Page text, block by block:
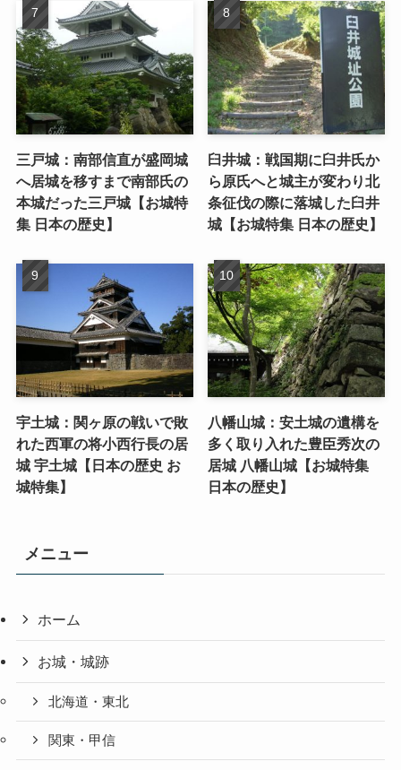
三戸城：南部信直が盛岡城
へ居城を移すまで南部氏の
本城だった三戸城【お城特
集 日本の歴史】
臼井城：戦国期に臼井氏か
ら原氏へと城主が変わり北
条征伐の際に落城した臼井
城【お城特集 日本の歴史】
宇土城：関ヶ原の戦いで敗
れた西軍の将小西行長の居
城 宇土城【日本の歴史 お
城特集】
八幡山城：安土城の遺構を
多く取り入れた豊臣秀次の
居城 八幡山城【お城特集
日本の歴史】
メニュー
ホーム
お城・城跡
北海道・東北
関東・甲信